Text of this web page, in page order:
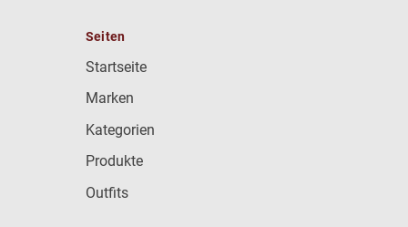
Seiten
Startseite
Marken
Kategorien
Produkte
Outfits